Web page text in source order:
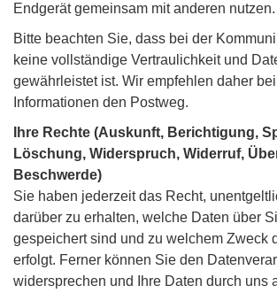
Endgerät gemeinsam mit anderen nutzen.
Bitte beachten Sie, dass bei der
keine vollständige Vertraulichkeit und
gewährleistet ist. Wir empfehlen daher
Informationen den Postweg.
Ihre Rechte (Auskunft, Berichtigung,
Löschung, Widerspruch, Widerruf,
Beschwerde)
Sie haben jederzeit das Recht,
darüber zu erhalten, welche Daten über
gespeichert sind und zu welchem Zweck
erfolgt. Ferner können Sie den
widersprechen und Ihre Daten durch uns